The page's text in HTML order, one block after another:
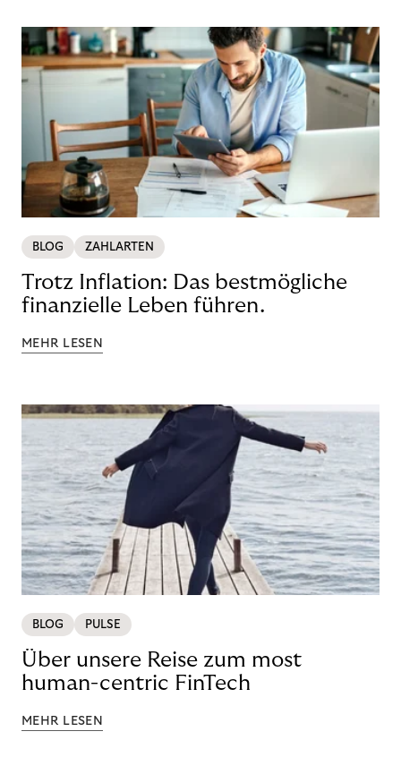
BLOG ZAHLARTEN
Trotz Inflation: Das bestmögliche
finanzielle Leben führen.
MEHR LESEN
BLOG PULSE
Über unsere Reise zum most
human-centric FinTech
MEHR LESEN